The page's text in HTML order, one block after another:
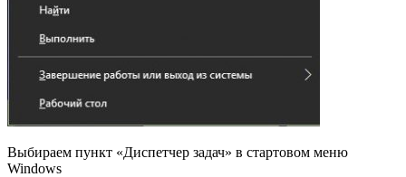
Выбираем пункт «Диспетчер задач» в стартовом меню
Windows